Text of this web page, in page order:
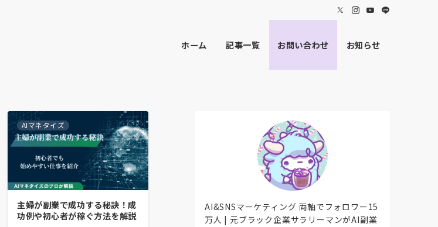
ホーム 記事一覧 お問い合わせ お知らせ
AIマネタイズ
主婦が副業で成功する秘訣！成
功例や初心者が稼ぐ方法を解説
AI&SNSマーケティング 両軸でフォロワー15
万人 | 元ブラック企業サラリーマンがAI副業